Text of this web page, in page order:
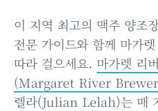
이 지역 최고의 맥주 양조
전문 가이드와 함께 마가
따라 걸으세요. 마가렛 리
(Margaret River
렐라(Julian Lelah)는 매